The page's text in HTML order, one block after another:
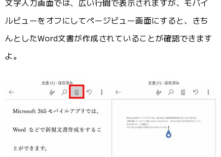
文字入力画面では、広い行間で表示されますが、モバイ
ルビューをオフにしてページビュー画面にすると、きち
んとしたWord文書が作成されていることが確認できます
よ。